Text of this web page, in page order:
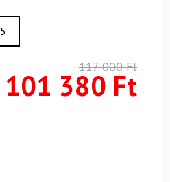
117 000Ft
101 380 Ft